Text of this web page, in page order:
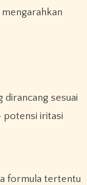
sesuai
potensi iritasi
formula tertentu